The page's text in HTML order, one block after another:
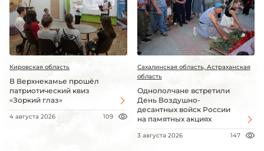
Кировская область
В Верхнекамье прошёл
патриотический квиз
«Зоркий глаз»
4 августа 2026 109
Сахалинская область, Астраханская
область
Однополчане встретили
День Воздушно-
десантных войск России
на памятных акциях
3 августа 2026 147